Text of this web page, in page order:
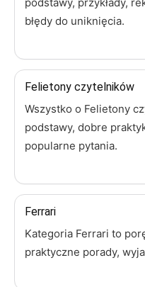
błędy do uniknięcia.
Felietony czytelników
Wszystko o Felietony
podstawy, dobre
popularne pytania.
Ferrari
Kategoria Ferrari to
praktyczne porady,